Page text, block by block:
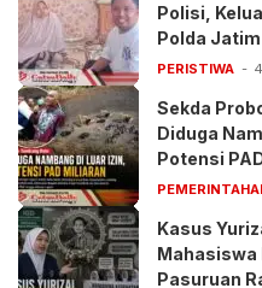
Polisi,
Polda Jatim
PERISTIWA
Sekda
Diduga
Potensi
Kasus
Mahasiswa
Pasuruan